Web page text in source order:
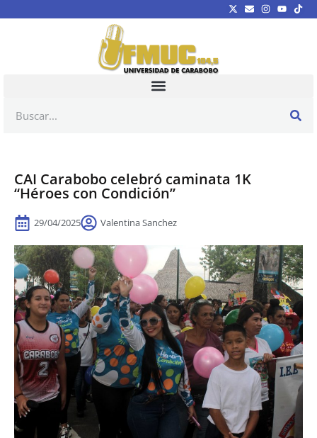
CAI Carabobo celebró caminata 1K
“Héroes con Condición”
29/04/2025 Valentina Sanchez